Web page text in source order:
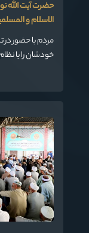
حضرت آیت الله
الاسلام و
مردم با حضور در
خودشان را با